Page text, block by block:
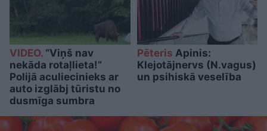
VIDEO. “Viņš nav
nekāda rotaļlieta!”
Polijā aculiecinieks ar
auto izglābj tūristu no
dusmīga sumbra
Pēteris Apinis:
Klejotājnervs (N.vagus)
un psihiskā veselība